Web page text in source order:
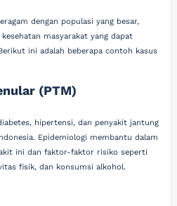
dengan populasi yang besar,
masyarakat yang dapat
ini adalah beberapa contoh kasus
(PTM)
hipertensi, dan penyakit jantung
Epidemiologi membantu dalam
ini dan faktor-faktor risiko seperti
fisik, dan konsumsi alkohol.